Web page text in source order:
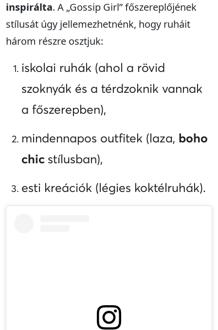
inspirálta. A „Gossip Girl” főszereplőjének
stílusát úgy jellemezhetnénk, hogy ruháit
három részre osztjuk:
iskolai ruhák (ahol a rövid
szoknyák és a térdzoknik vannak
a főszerepben),
mindennapos outfitek (laza, boho
chic stílusban),
esti kreációk (légies koktélruhák).